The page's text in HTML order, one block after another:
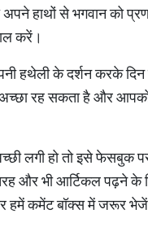
अपने हाथों से भगवान को
करें।
हथेली के दर्शन करके
रह सकता है और
लगी हो तो इसे फेसबुक
और भी आर्टिकल पढ़ने के
हमें कमेंट बॉक्स में जरूर